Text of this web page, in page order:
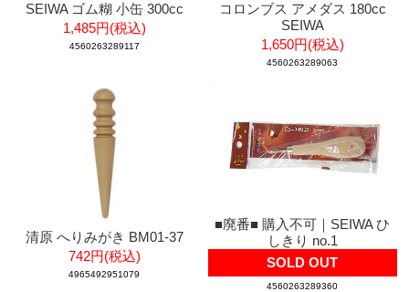
SEIWA ゴム糊 小缶 300cc
1,485円(税込)
4560263289117
コロンブス アメダス 180cc
SEIWA
1,650円(税込)
4560263289063
清原 へりみがき BM01-37
742円(税込)
4965492951079
■廃番■ 購入不可｜SEIWA ひ
しきり no.1
SOLD OUT
4560263289360